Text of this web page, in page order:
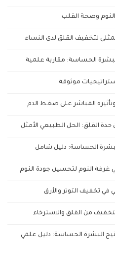
النوم وصحة القلب
لتخفيف القلق لدى النساء
الحساسة: مقاربة علمية
موثوقة
المباشر على ضغط الدم
القلق: الحل الطبيعي الأمثل
الحساسة: دليل شامل
النوم لتحسين جودة النوم
تخفيف التوتر والأرق
من القلق والاسترخاء
البشرة الحساسة: دليل علمي